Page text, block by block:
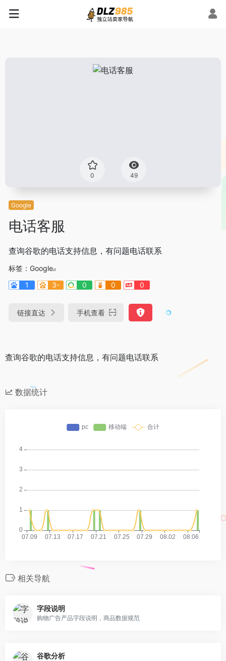
0 49
Google
电话客服
查询谷歌的电话支持信息，有问题电话联系
标签： Google
1
3- 0 0 0
链接直达 手机查看
查询谷歌的电话支持信息，有问题电话联系
数据统计
相关导航
字段说明
购物广告产品字段说明，商品数据规范
谷歌分析